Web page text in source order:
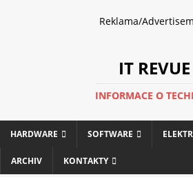
Reklama/
IT REVUE
INFORMACE O
HARDWARE SOFTWARE
ARCHIV KONTAKTY